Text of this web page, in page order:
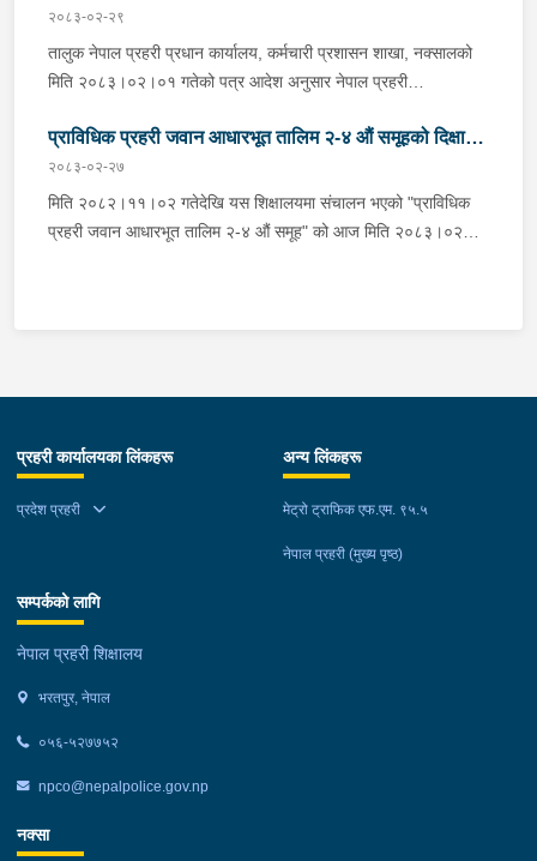
सहित फेरी भेटौँला कार्यक्रम सम्पन्न ।
पदमा पदोन्नति हुनु भएका प्रहरी कर्मचारीहरूलाई दर्ज्यानी चिन्ह सुशोभन
कार्यक्रम सम्पन्न ।उक्त कार्यक्रममा शिक्षालयका समादेशकज्यूले बढुवा हुनु
भएका प्रहरी कर्मचारीहरूलाई हार्दिक बधाई दिंदै सफलताको शुभकामना व्यक्त
भुषाललाई शिक्षालयमा स्वागत् गर्दै सफल कार्यकालको शुभकामना दिनु भएको
थियो ।
२०८३-०२-२९
तालुक नेपाल प्रहरी प्रधान कार्यालय, कर्मचारी प्रशासन शाखा, नक्सालको
मिति २०८३।०२।०१ गतेको पत्र आदेश अनुसार नेपाल प्रहरी
भएका प्रहरी नायव उपरीक्षक अर्जुन के.सीलाई नेपाल प्रहरी शिक्षालय
परिवारको तर्फबाट सफल कार्यकालको शुभकामना सहित फेरी भेटौँला कार्यक्रम
सम्पन्न ।
प्राविधिक प्रहरी जवान आधारभूत तालिम २-४ औं समूहको दिक्षान्त
कार्यक्रम सम्पन्न ।
२०८३-०२-२७
मिति २०८२।११।०२ गतेदेखि यस शिक्षालयमा संचालन भएको "प्राविधिक
प्रहरी जवान आधारभूत तालिम २-४ औं समूह" को आज मिति २०८३।०२।
प्रहरी कार्यालयका लिंकहरू
प्रदेश प्रहरी
अन्य लिंकहरू
मेट्रो ट्राफिक एफ.एम. ९५.५
नेपाल प्रहरी (मुख्य पृष्ठ)
सम्पर्कको लागि
नेपाल प्रहरी शिक्षालय
भरतपुर, नेपाल
०५६-५२७७५२
npco@nepalpolice.gov.np
नक्सा